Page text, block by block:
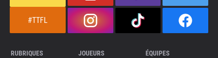
#TTFL
RUBRIQUES
JOUEURS ÉQUIPES